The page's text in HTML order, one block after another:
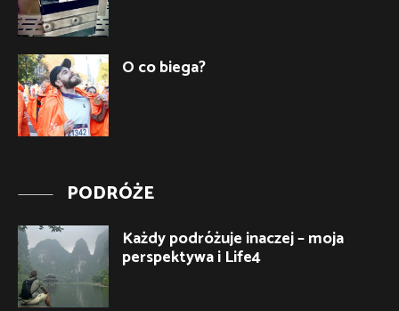
O co biega?
PODRÓŻE
Każdy podróżuje inaczej – moja
perspektywa i Life4